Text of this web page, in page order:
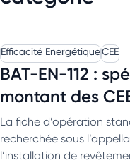
Efficacité EnergétiqueCEE
BAT-EN-112 :
montant des
La fiche d’opération
recherchée sous
l’installation de